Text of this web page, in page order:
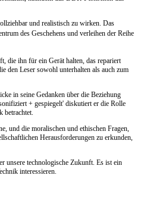
und realistisch zu wirken. Das
des Geschehens und verleihen der Reihe
die ihn für ein Gerät halten, das repariert
den Leser sowohl unterhalten als auch zum
in seine Gedanken über die Beziehung
+ gespiegelt' diskutiert er die Rolle
betrachtet.
und die moralischen und ethischen Fragen,
Herausforderungen zu erkunden,
unsere technologische Zukunft. Es ist ein
interessieren.